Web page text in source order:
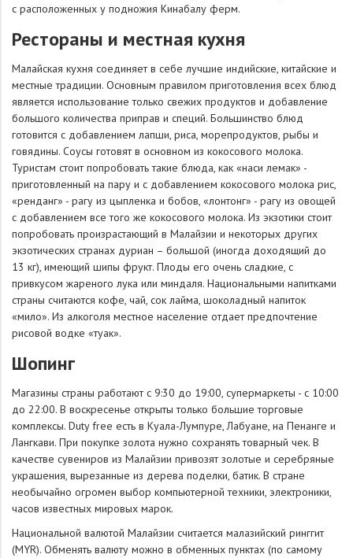
с расположенных у подножия Кинабалу ферм.
Рестораны и местная кухня
Малайская кухня соединяет в себе лучшие индийские, китайские и
местные традиции. Основным правилом приготовления всех блюд
является использование только свежих продуктов и добавление
большого количества приправ и специй. Большинство блюд
готовится с добавлением лапши, риса, морепродуктов, рыбы и
говядины. Соусы готовят в основном из кокосового молока.
Туристам стоит попробовать такие блюда, как «наси лемак» -
приготовленный на пару и с добавлением кокосового молока рис,
«ренданг» - рагу из цыпленка и бобов, «лонтонг» - рагу из овощей
с добавлением все того же кокосового молока. Из экзотики стоит
попробовать произрастающий в Малайзии и некоторых других
экзотических странах дуриан – большой (иногда доходящий до
13 кг), имеющий шипы фрукт. Плоды его очень сладкие, с
привкусом жареного лука или миндаля. Национальными напитками
страны считаются кофе, чай, сок лайма, шоколадный напиток
«мило». Из алкоголя местное население отдает предпочтение
рисовой водке «туак».
Шопинг
Магазины страны работают с 9:30 до 19:00, супермаркеты - с 10:00
до 22:00. В воскресенье открыты только большие торговые
комплексы. Duty free есть в Куала-Лумпуре, Лабуане, на Пенанге и
Лангкави. При покупке золота нужно сохранять товарный чек. В
качестве сувениров из Малайзии привозят золотые и серебряные
украшения, вырезанные из дерева поделки, батик. В стране
необычайно огромен выбор компьютерной техники, электроники,
часов известных мировых марок.
Национальной валютой Малайзии считается малазийский ринггит
(MYR). Обменять валюту можно в обменных пунктах (по самому